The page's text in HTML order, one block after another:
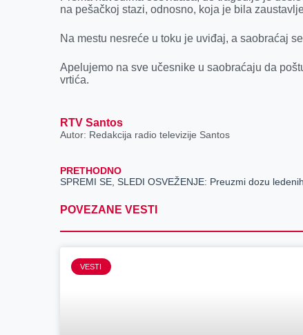
na pešačkoj stazi, odnosno, koja je bila
Na mestu nesreće u toku je uviđaj, a saobraćaj
Apelujemo na sve učesnike u saobraćaju da
vrtića.
RTV Santos
Autor: Redakcija radio televizije Santos
PRETHODNO
POVEZANE VESTI
VESTI